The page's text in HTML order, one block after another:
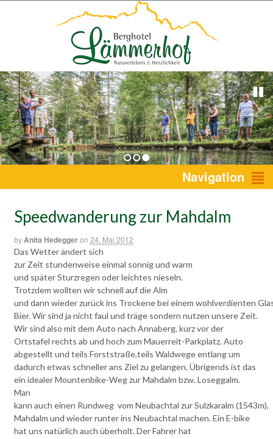
1 2 3 Navigation
Speedwanderung zur Mahdalm
byAnita Hedeggeron 24. Mai 2012
Das Wetter ändert sich
zur Zeit stundenweise einmal sonnig und warm
und später Sturzregen oder leichtes nieseln.
Trotzdem wollten wir schnell auf die Alm
und dann wieder zurück ins Trockene bei einem wohlverdienten
Bier. Wir sind ja nicht faul und träge sondern nutzen unsere Zeit.
Wir sind also mit dem Auto nach Annaberg, kurz vor der
Ortstafel rechts ab und hoch zum Mauerreit-Parkplatz. Auto
abgestellt und teils Forststraße,teils Waldwege entlang um
dadurch etwas schneller ans Ziel zu gelangen. Übrigends ist das
ein idealer Mountenbike-Weg zur Mahdalm bzw. Loseggalm.
Man
kann auch einen Rundweg vom Neubachtal zur Sulzkaralm (1543m),
Mahdalm und wieder runter ins Neubachtal machen. Ein E-bike
hat uns natürlich auch überholt. Der Fahrer hat